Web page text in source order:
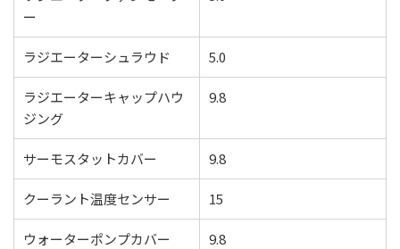
ー
ラジエーターシュラウド 5.0
ラジエーターキャップハウ
ジング
9.8
サーモスタットカバー 9.8
クーラント温度センサー 15
ウォーターポンプカバー 9.8